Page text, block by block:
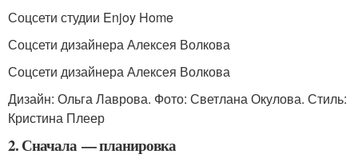
Соцсети студии Enjoy Home
Соцсети дизайнера Алексея Волкова
Соцсети дизайнера Алексея Волкова
Дизайн: Ольга Лаврова. Фото: Светлана Окулова. Стиль:
Кристина Плеер
2. Сначала — планировка